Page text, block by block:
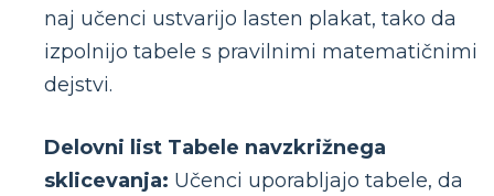
naj učenci ustvarijo lasten plakat, tako da
izpolnijo tabele s pravilnimi matematičnimi
dejstvi.
Delovni list Tabele navzkrižnega
sklicevanja: Učenci uporabljajo tabele, da